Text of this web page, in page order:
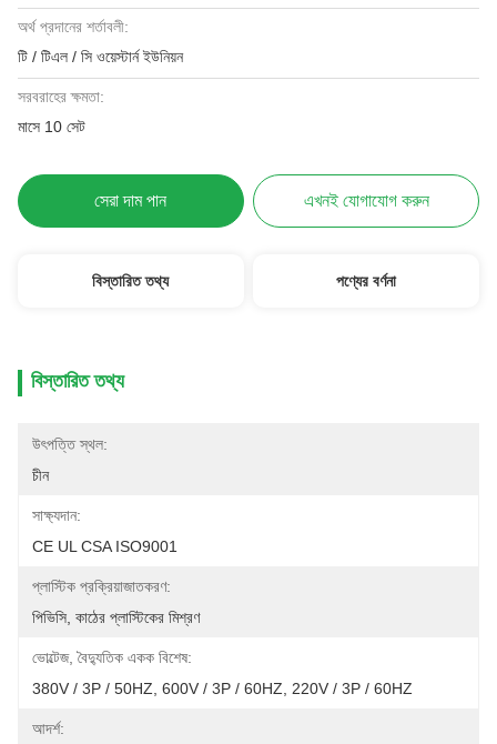
অর্থ প্রদানের শর্তাবলী:
টি / টিএল / সি ওয়েস্টার্ন ইউনিয়ন
সরবরাহের ক্ষমতা:
মাসে 10 সেট
সেরা দাম পান এখনই যোগাযোগ করুন
বিস্তারিত তথ্য পণ্যের বর্ণনা
বিস্তারিত তথ্য
উৎপত্তি স্থল:
চীন
সাক্ষ্যদান:
CE UL CSA ISO9001
প্লাস্টিক প্রক্রিয়াজাতকরণ:
পিভিসি, কাঠের প্লাস্টিকের মিশ্রণ
ভোল্টেজ, বৈদ্যুতিক একক বিশেষ:
380V / 3P / 50HZ, 600V / 3P / 60HZ, 220V / 3P / 60HZ
আদর্শ: